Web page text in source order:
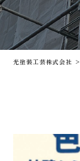
光塗装工芸株式会社 >